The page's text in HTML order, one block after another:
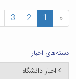
«
1
2
3
دسته‌های اخبار
اخبار دانشگاه